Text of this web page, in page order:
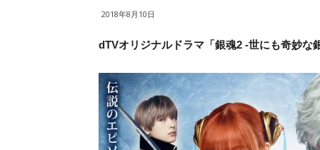
2018年8月10日
dTVオリジナルドラマ「銀魂2 -世にも奇妙な